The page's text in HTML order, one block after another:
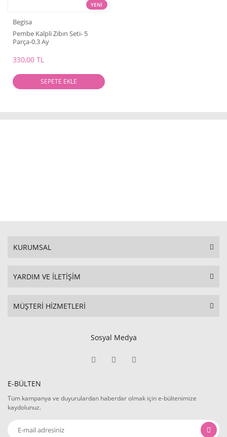
YENİ
Begisa
Pembe Kalpli Zıbın Seti- 5
Parça-0.3 Ay
330,00 TL
SEPETE EKLE
KURUMSAL
YARDIM VE İLETİŞİM
MÜŞTERİ HİZMETLERİ
Sosyal Medya
E-BÜLTEN
Tüm kampanya ve duyurulardan haberdar olmak için e-bültenimize
kaydolunuz.